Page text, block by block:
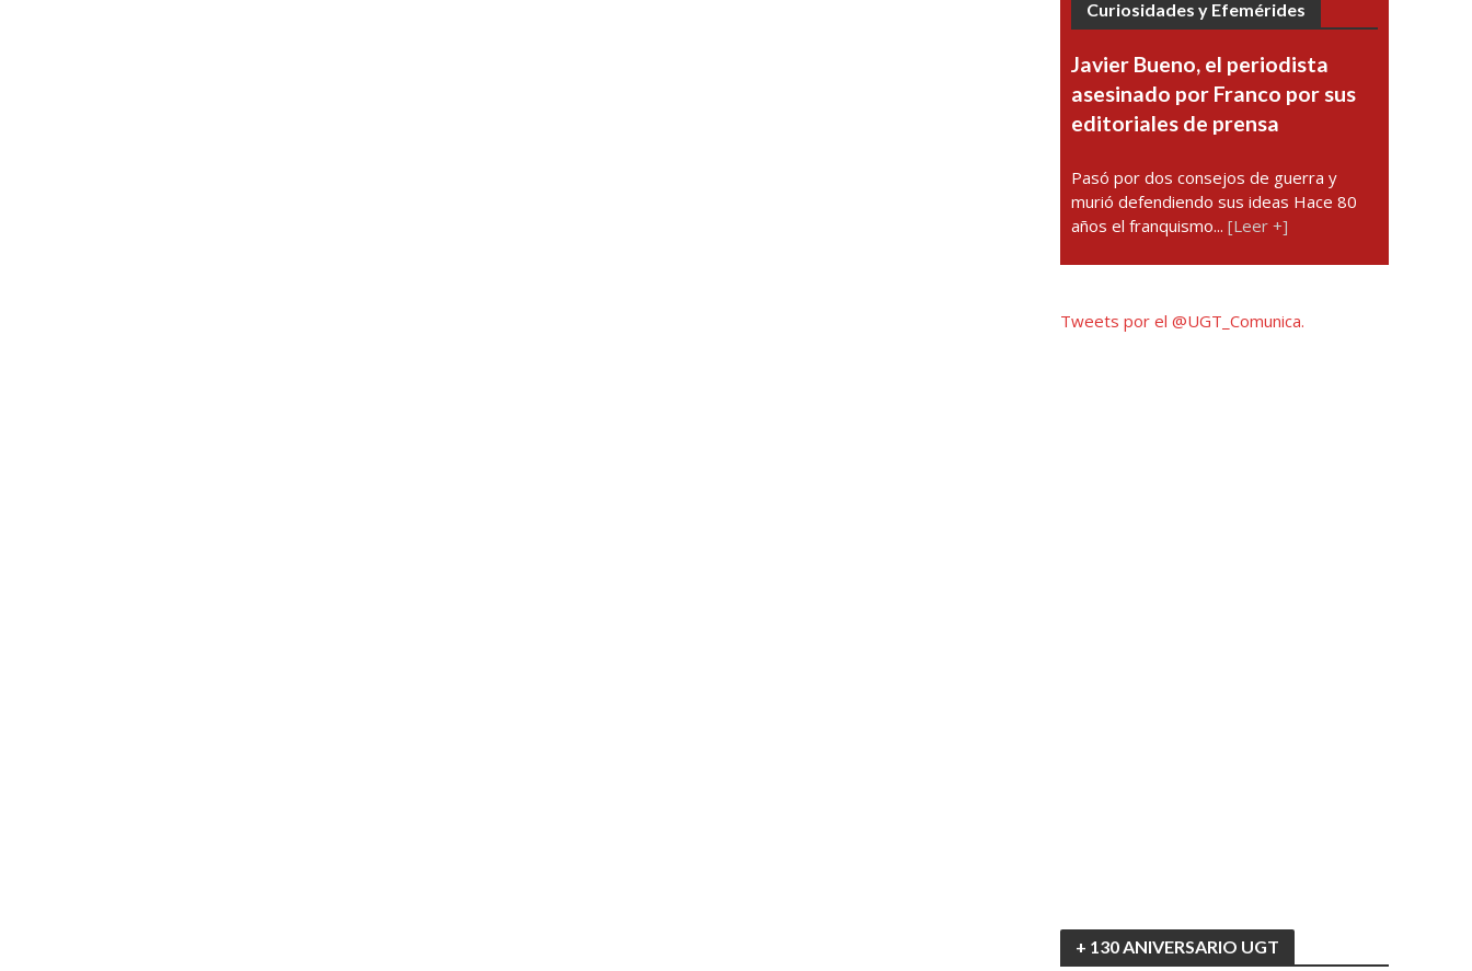
Curiosidades y Efemérides
Javier Bueno, el periodista
asesinado por Franco por sus
editoriales de prensa
Pasó por dos consejos de guerra y
murió defendiendo sus ideas Hace 80
años el franquismo...[Leer +]
Tweets por el @UGT_Comunica.
+ 130 ANIVERSARIO UGT